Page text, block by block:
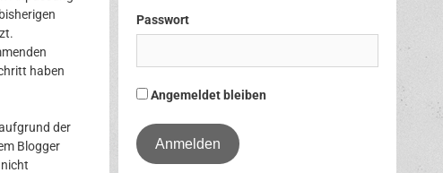
haben
der
Blogger
Passwort
Angemeldet bleiben